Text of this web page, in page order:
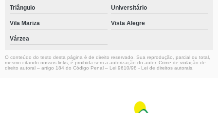
Triângulo Universitário
Vila Mariza Vista Alegre
Várzea
O conteúdo do texto desta página é de direito reservado. Sua reprodução, parcial ou total,
mesmo citando nossos links, é proibida sem a autorização do autor. Crime de violação de
direito autoral – artigo 184 do Código Penal – Lei 9610/98 - Lei de direitos autorais